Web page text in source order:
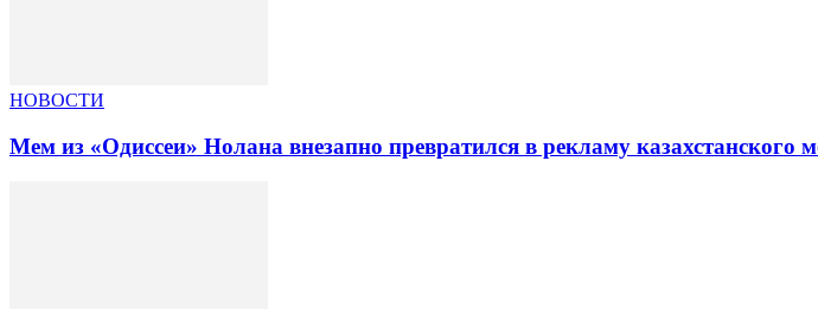
НОВОСТИ
Мем из «Одиссеи» Нолана внезапно превратился в рекламу казахстанского